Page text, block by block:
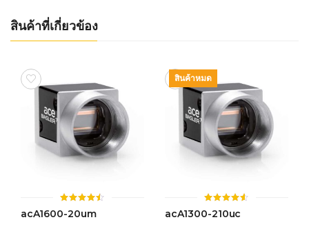
สินค้าที่เกี่ยวข้อง
ให้
คะแนน
acA1600-20um
สินค้าหมด
ให้
คะแนน
acA1300-210uc